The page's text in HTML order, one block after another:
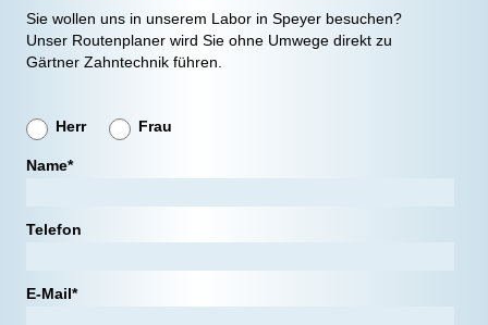
Sie wollen uns in unserem Labor in Speyer besuchen?
Unser Routenplaner wird Sie ohne Umwege direkt zu
Gärtner Zahntechnik führen.
Herr Frau
Name*
Telefon
E-Mail*